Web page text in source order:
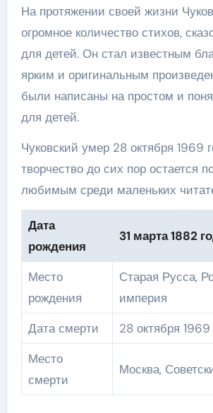
На протяжении своей жизни
огромное количество стихов,
для детей. Он стал известным
ярким и оригинальным
были написаны на простом и
для детей.
Чуковский умер 28 октября 1969
творчество до сих пор остается
любимым среди маленьких
Дата
рождения
31 марта 1882
Место
рождения
Старая Русса,
империя
Дата смерти
28 октября 1969
Место
смерти
Москва,